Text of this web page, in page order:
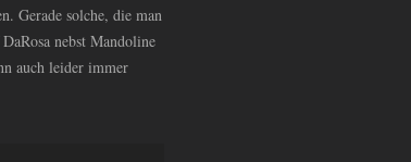
Gerade solche, die man
nebst Mandoline
auch leider immer